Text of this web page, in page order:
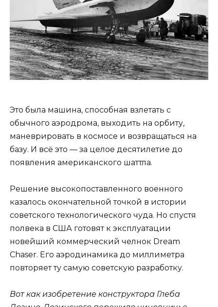
Это была машина, способная взлетать с
обычного аэродрома, выходить на орбиту,
маневрировать в космосе и возвращаться на
базу. И всё это — за целое десятилетие до
появления американского шаттла.
Решение высокопоставленного военного
казалось окончательной точкой в истории
советского технологического чуда. Но спустя
полвека в США готовят к эксплуатации
новейший коммерческий челнок Dream
Chaser. Его аэродинамика до миллиметра
повторяет ту самую советскую разработку.
Вот как изобретение конструктора Глеба